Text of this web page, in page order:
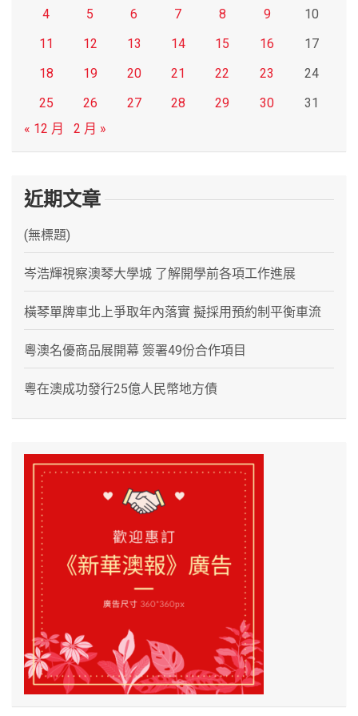
4 5 6 7 8 9
10
11
12 13 14 15 16
17
18
19 20 21 22 23
24
25
26 27 28 29 30
31
« 12 月
2 月 »
近期文章
(無標題)
岑浩輝視察澳琴大學城 了解開學前各項工作進展
橫琴單牌車北上爭取年內落實 擬採用預約制平衡車流
粵澳名優商品展開幕 簽署49份合作項目
粵在澳成功發行25億人民幣地方債